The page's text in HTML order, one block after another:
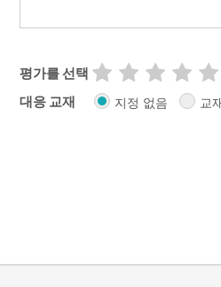
평가를 선택
대응 교재 지정 없음 교